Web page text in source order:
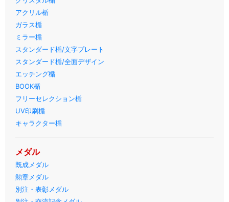
アクリル楯
ガラス楯
ミラー楯
スタンダード楯/文字プレート
スタンダード楯/全面デザイン
エッチング楯
BOOK楯
フリーセレクション楯
UV印刷楯
キャラクター楯
メダル
既成メダル
勲章メダル
別注・表彰メダル